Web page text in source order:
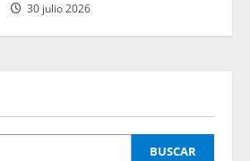
30 julio 2026
BUSCAR